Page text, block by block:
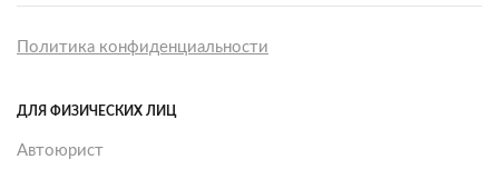
Политика конфиденциальности
ДЛЯ ФИЗИЧЕСКИХ ЛИЦ
Автоюрист